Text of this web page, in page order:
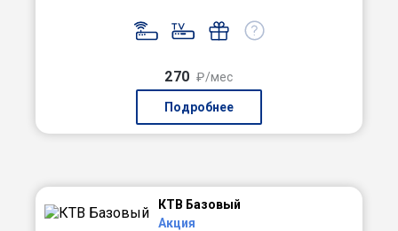
270 ₽/мес
Подробнее
КТВ Базовый
Акция